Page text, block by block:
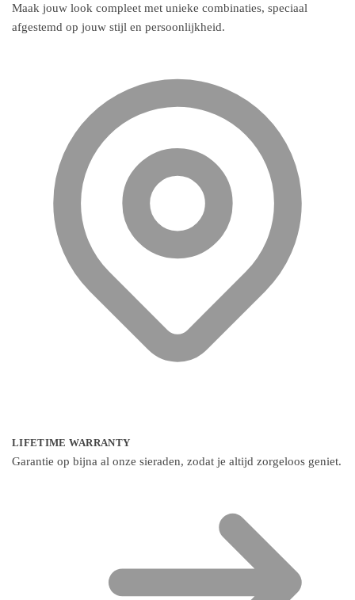
Maak jouw look compleet met unieke combinaties, speciaal
afgestemd op jouw stijl en persoonlijkheid.
LIFETIME WARRANTY
Garantie op bijna al onze sieraden, zodat je altijd zorgeloos geniet.